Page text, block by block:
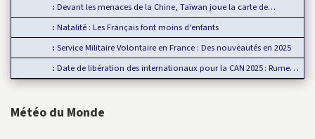
Devant les menaces de la Chine, Taïwan joue la carte de…
Natalité : Les Français font moins d’enfants
Service Militaire Volontaire en France : Des nouveautés en 2025
Date de libération des internationaux pour la CAN 2025 : Rumeur ou…
Météo du Monde